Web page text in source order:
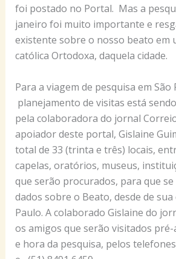
foi postado no Portal. Mas a
janeiro foi muito importante e
existente sobre o nosso beato em
católica Ortodoxa, daquela cidade.
Para a viagem de pesquisa em São
planejamento de visitas está
pela colaboradora do jornal
apoiador deste portal, Gislaine
total de 33 (trinta e três) locais,
capelas, oratórios, museus,
que serão procurados, para que
dados sobre o Beato, desde de sua
Paulo. A colaborado Gislaine do
os amigos que serão visitados
e hora da pesquisa, pelos